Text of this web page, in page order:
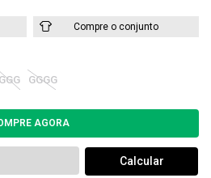
Compre o conjunto
GGG GGGG